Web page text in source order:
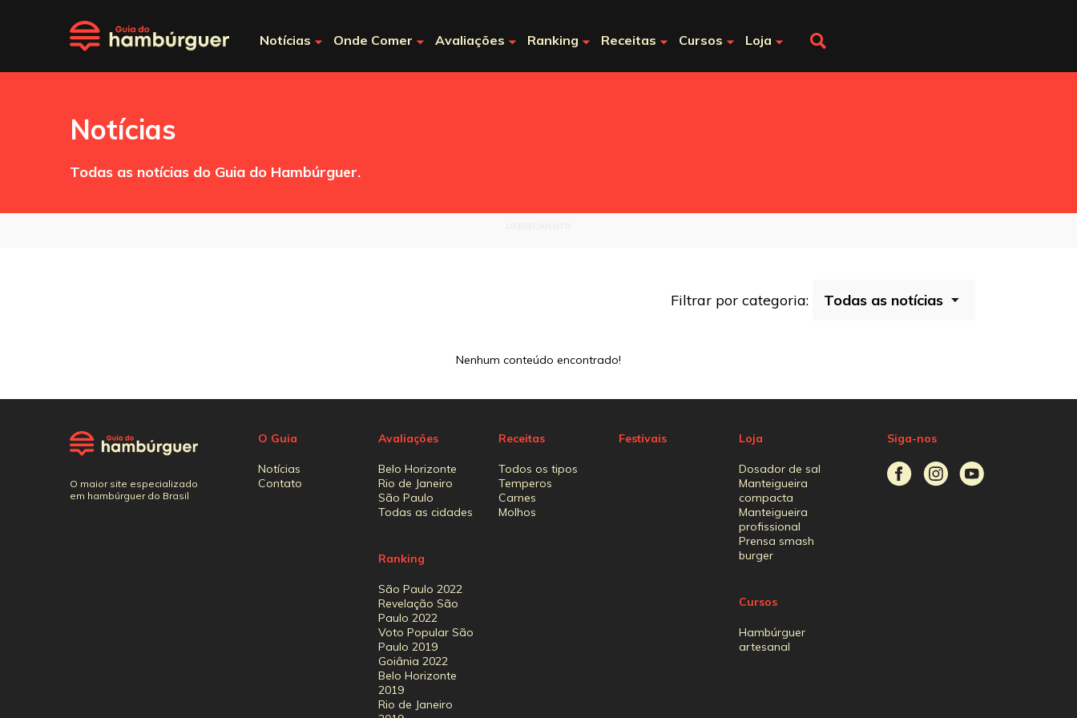
Notícias Onde Comer Avaliações Ranking Receitas Cursos Loja
Notícias
Todas as notícias do Guia do Hambúrguer.
Filtrar por categoria:
Nenhum conteúdo encontrado!
O maior site especializado
em hambúrguer do Brasil
O Guia
Notícias
Contato
Avaliações
Belo Horizonte
Rio de Janeiro
São Paulo
Todas as cidades
Ranking
São Paulo 2022
Revelação São
Paulo 2022
Voto Popular São
Paulo 2019
Goiânia 2022
Belo Horizonte
2019
Rio de Janeiro
Receitas
Todos os tipos
Temperos
Carnes
Molhos
Festivais Loja
Dosador de sal
Manteigueira
compacta
Manteigueira
profissional
Prensa smash
burger
Cursos
Hambúrguer
artesanal
Siga-nos